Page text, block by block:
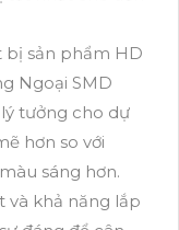
bị sản phẩm HD
Ngoại SMD
tưởng cho dự
hơn so với
sáng hơn.
và khả năng lắp